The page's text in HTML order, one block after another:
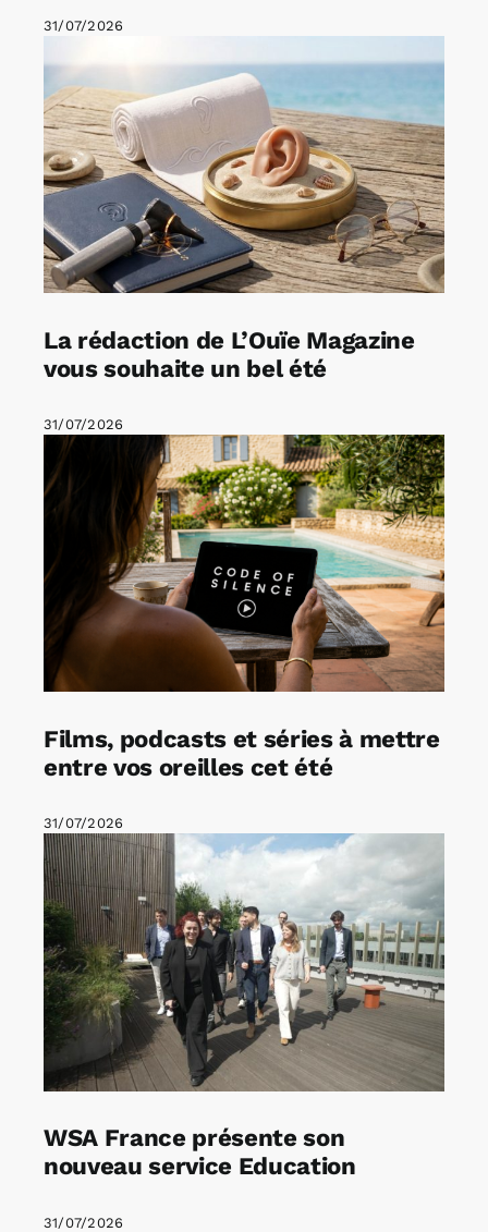
31/07/2026
La rédaction de L’Ouïe Magazine
vous souhaite un bel été
31/07/2026
Films, podcasts et séries à mettre
entre vos oreilles cet été
31/07/2026
WSA France présente son
nouveau service Education
31/07/2026